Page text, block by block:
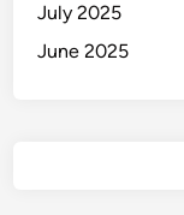
July 2025
June 2025